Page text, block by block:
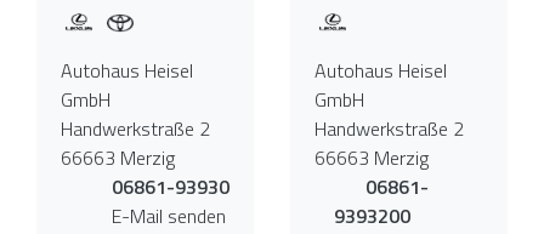
Autohaus Heisel
GmbH
Handwerkstraße 2
66663 Merzig
06861-93930
E-Mail senden
Autohaus Heisel
GmbH
Handwerkstraße 2
66663 Merzig
06861-
9393200